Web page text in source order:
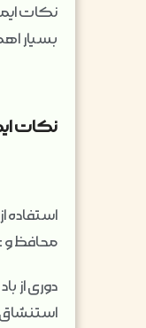
نکات
بسیار
نکات
محافظ
دوری از